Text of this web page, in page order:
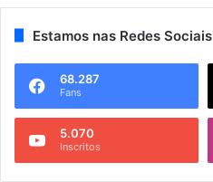
Estamos nas Redes Sociais
68.287
Fans
5.070
Inscritos